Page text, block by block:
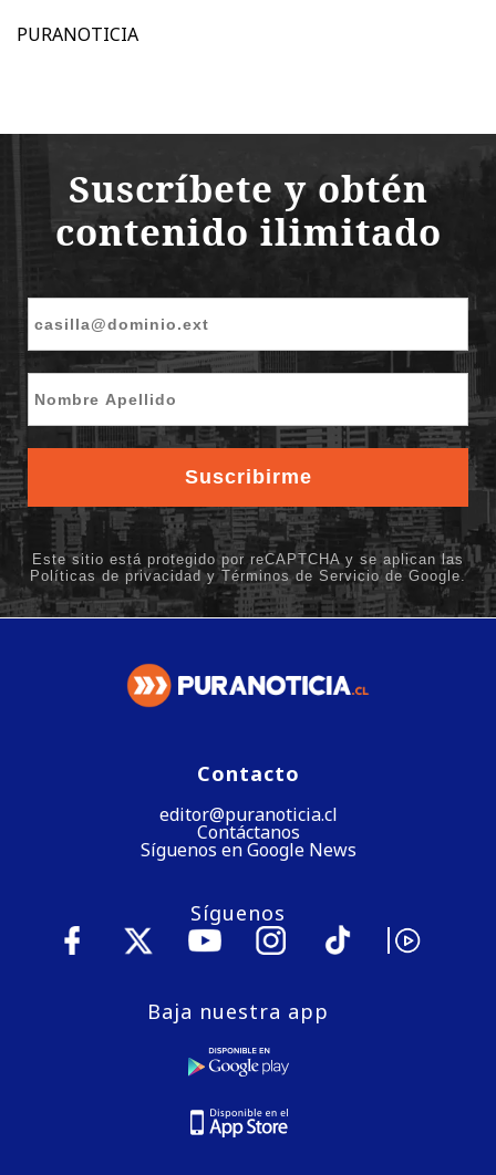
PURANOTICIA
Contacto
editor@puranoticia.cl
Contáctanos
Síguenos en Google News
Síguenos
Baja nuestra app